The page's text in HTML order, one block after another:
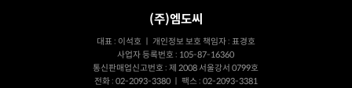
(주)엠도씨
대표 : 이석호 ㅣ 개인정보 보호 책임자 : 표경호
사업자 등록번호 : 105-87-16360
통신판매업신고번호 : 제 2008 서울강서 0799호
전화 : 02-2093-3380 ㅣ 팩스 : 02-2093-3381